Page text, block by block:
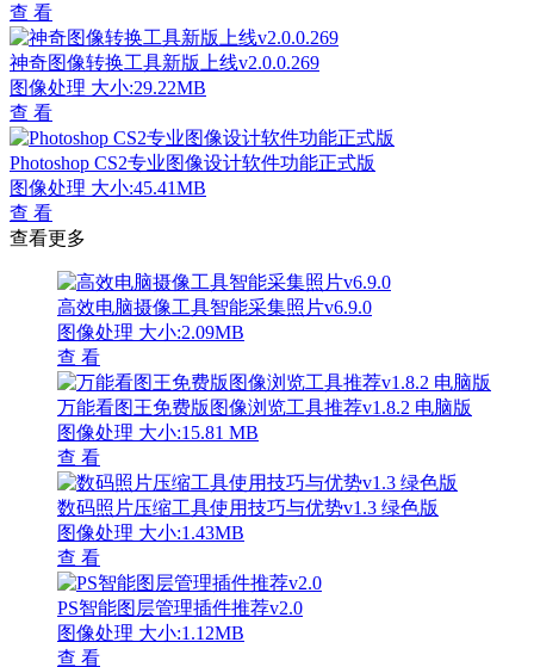
查 看
神奇图像转换工具新版上线v2.0.0.269
图像处理 大小:29.22MB
查 看
Photoshop CS2专业图像设计软件功能正式版
图像处理 大小:45.41MB
查 看
查看更多
高效电脑摄像工具智能采集照片v6.9.0
图像处理 大小:2.09MB
查 看
万能看图王免费版图像浏览工具推荐v1.8.2 电脑版
图像处理 大小:15.81 MB
查 看
数码照片压缩工具使用技巧与优势v1.3 绿色版
图像处理 大小:1.43MB
查 看
PS智能图层管理插件推荐v2.0
图像处理 大小:1.12MB
查 看